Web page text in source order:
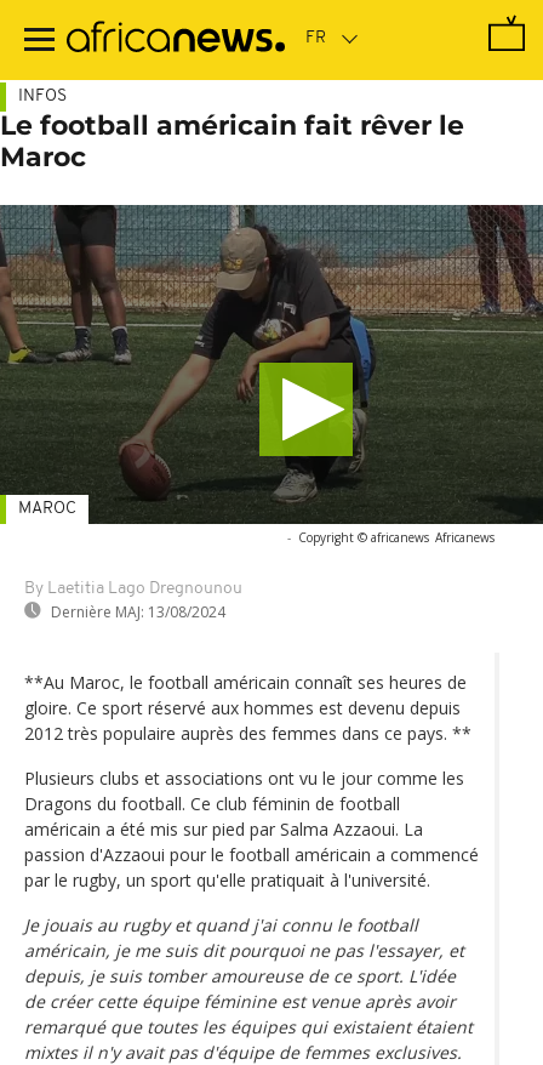
contenu
INFOS
Le football américain fait rêver le
Maroc
- Copyright © africanews Africanews
By Laetitia Lago Dregnounou
Dernière MAJ: 13/08/2024
MAROC
**Au Maroc, le football américain connaît ses heures de
gloire. Ce sport réservé aux hommes est devenu depuis
2012 très populaire auprès des femmes dans ce pays. **
Plusieurs clubs et associations ont vu le jour comme les
Dragons du football. Ce club féminin de football
américain a été mis sur pied par Salma Azzaoui. La
passion d'Azzaoui pour le football américain a commencé
par le rugby, un sport qu'elle pratiquait à l'université.
Je jouais au rugby et quand j'ai connu le football
américain, je me suis dit pourquoi ne pas l'essayer, et
depuis, je suis tomber amoureuse de ce sport. L'idée
de créer cette équipe féminine est venue après avoir
remarqué que toutes les équipes qui existaient étaient
mixtes il n'y avait pas d'équipe de femmes exclusives.